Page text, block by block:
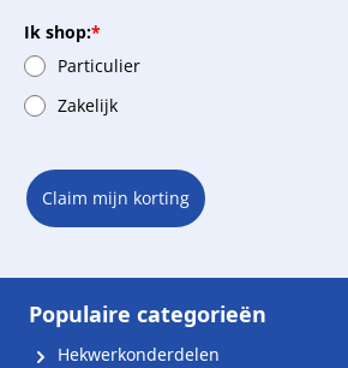
Ik shop:*
Particulier
Zakelijk
Claim mijn korting
Populaire categorieën
Hekwerkonderdelen